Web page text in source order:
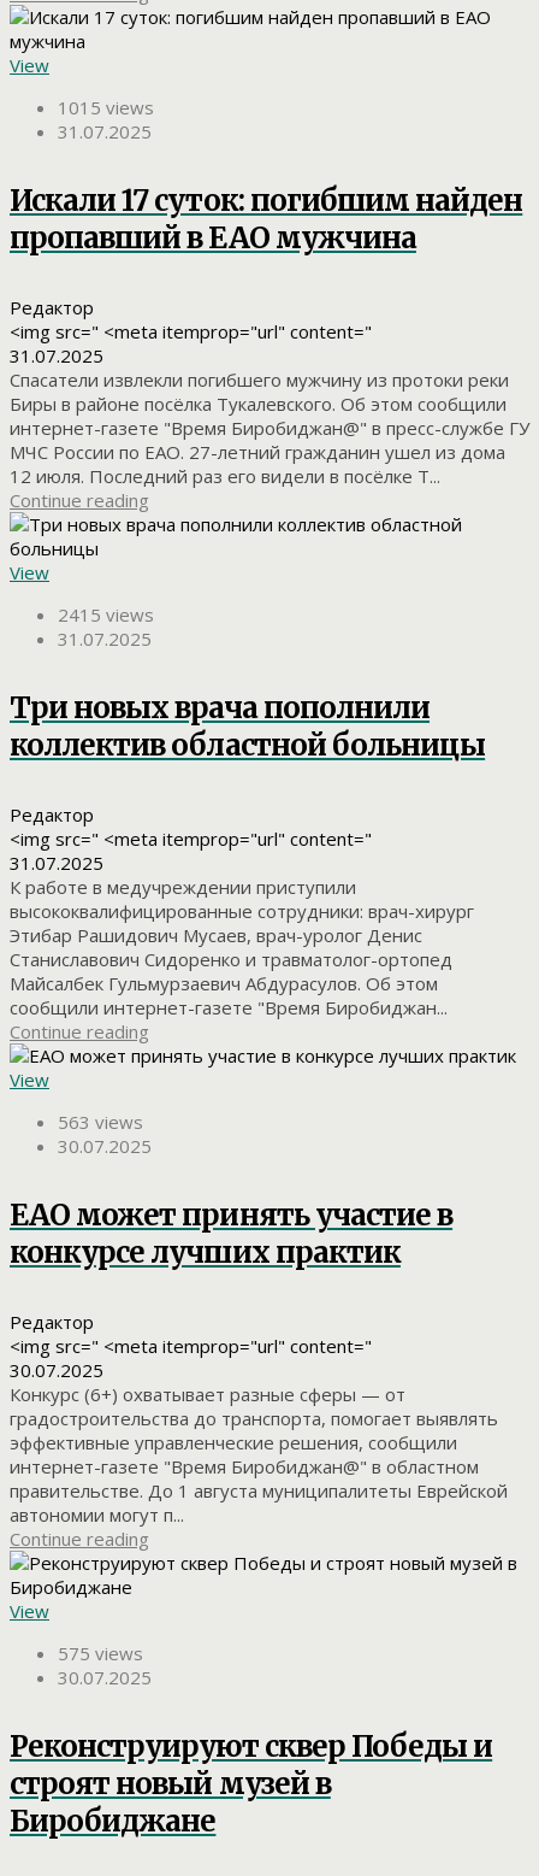
View
1015 views
31.07.2025
Искали 17 суток: погибшим найден
пропавший в ЕАО мужчина
Редактор
<img src=" <meta itemprop="url" content="
31.07.2025
Спасатели извлекли погибшего мужчину из протоки реки
Биры в районе посёлка Тукалевского. Об этом сообщили
интернет-газете "Время Биробиджан@" в пресс-службе ГУ
МЧС России по ЕАО. 27-летний гражданин ушел из дома
12 июля. Последний раз его видели в посёлке Т...
Continue reading
View
2415 views
31.07.2025
Три новых врача пополнили
коллектив областной больницы
Редактор
<img src=" <meta itemprop="url" content="
31.07.2025
К работе в медучреждении приступили
высококвалифицированные сотрудники: врач-хирург
Этибар Рашидович Мусаев, врач-уролог Денис
Станиславович Сидоренко и травматолог-ортопед
Майсалбек Гульмурзаевич Абдурасулов. Об этом
сообщили интернет-газете "Время Биробиджан...
Continue reading
View
563 views
30.07.2025
ЕАО может принять участие в
конкурсе лучших практик
Редактор
<img src=" <meta itemprop="url" content="
30.07.2025
Конкурс (6+) охватывает разные сферы — от
градостроительства до транспорта, помогает выявлять
эффективные управленческие решения, сообщили
интернет-газете "Время Биробиджан@" в областном
правительстве. До 1 августа муниципалитеты Еврейской
автономии могут п...
Continue reading
View
575 views
30.07.2025
Реконструируют сквер Победы и
строят новый музей в
Биробиджане